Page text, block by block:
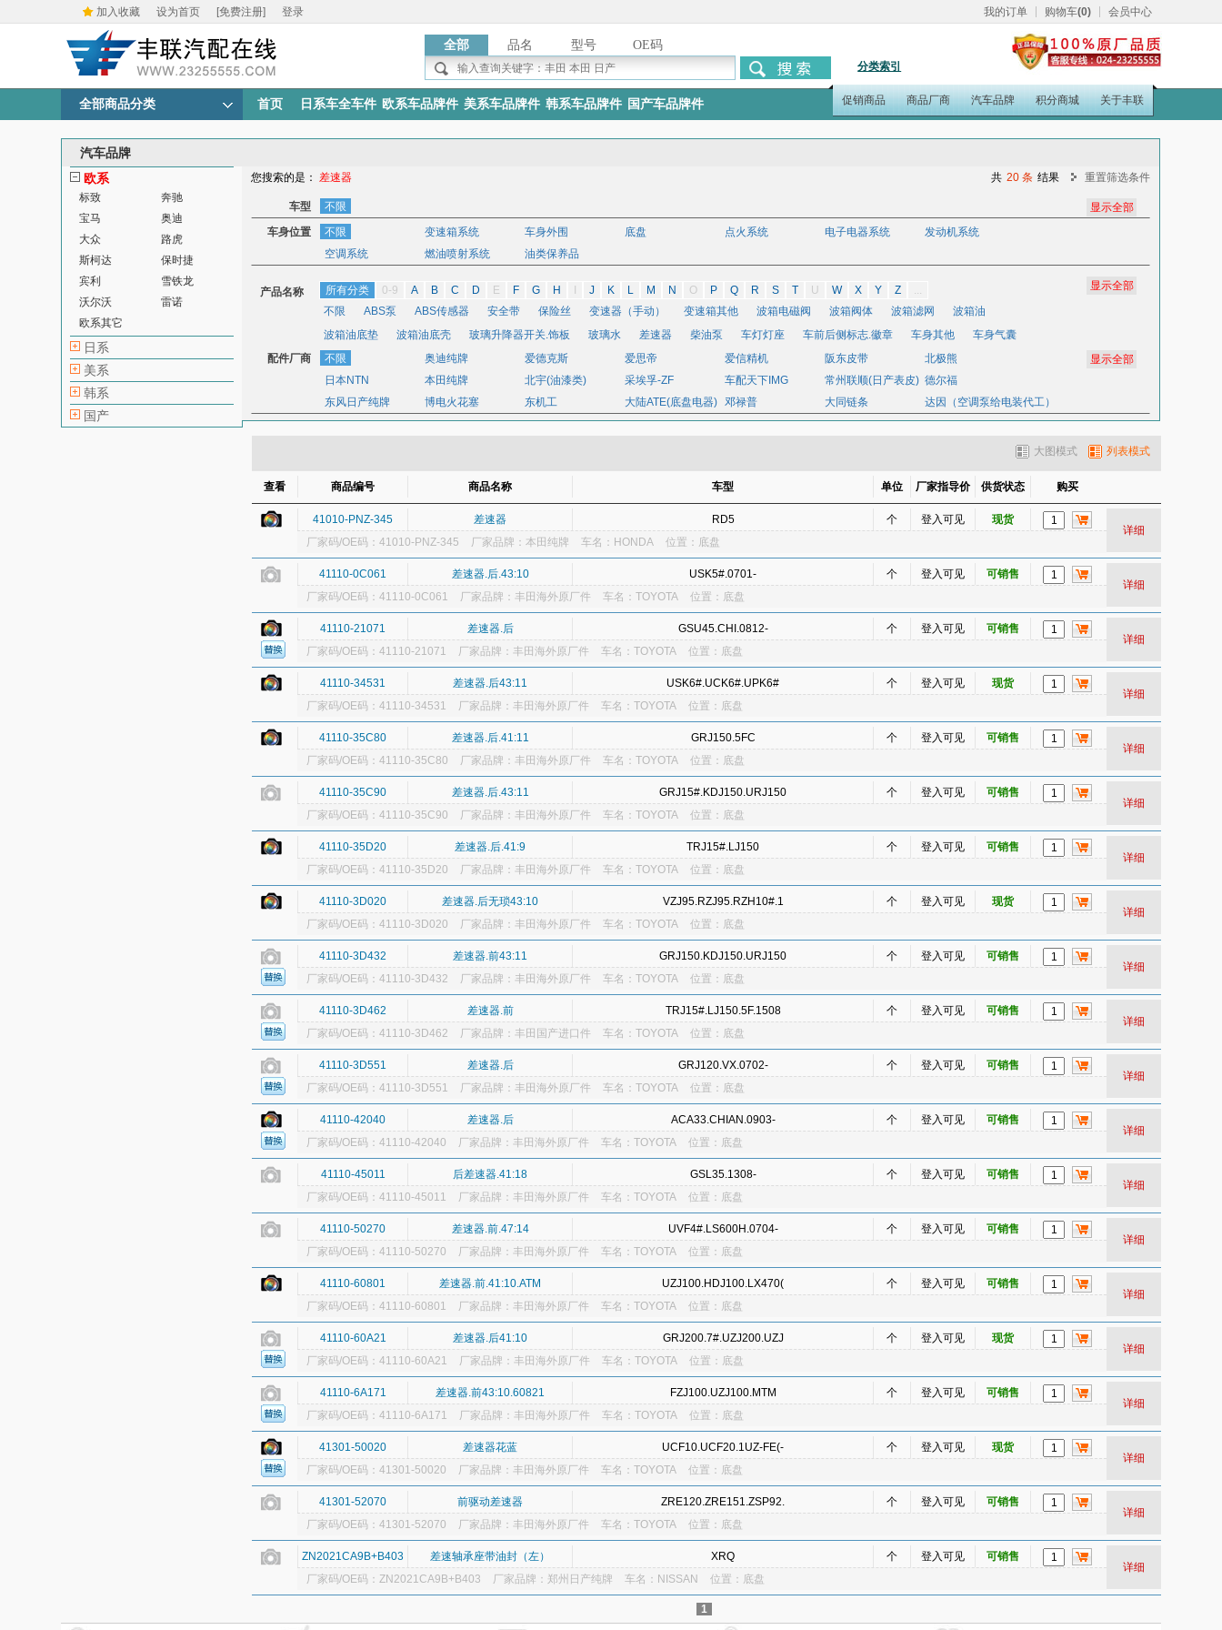
加入收藏 设为首页 [免费注册] 登录 我的订单 购物车(0) 会员中心
分类索引
全部 品名 型号 OE码
促销商品 商品厂商 汽车品牌 积分商城 关于丰联
全部商品分类 首页 日系车全车件 欧系车品牌件 美系车品牌件 韩系车品牌件 国产车品牌件
汽车品牌
欧系
标致
奔驰
宝马
奥迪
大众
路虎
斯柯达
保时捷
宾利
雪铁龙
沃尔沃
雷诺
欧系其它
日系
美系
韩系
国产
您搜索的是： 共 20 条 结果 重置筛选条件
差速器
车型
不限
车身位置
不限 变速箱系统 车身外围 底盘 点火系统 电子电器系统
发动机系统
空调系统
燃油喷射系统 油类保养品
产品名称 所有分类 0-9 A B C D E F G H J K L M N O P Q R S T U W X Y Z
...
不限
ABS泵 ABS传感器 安全带 保险丝 变速器（手动） 变速箱其他 波箱电磁阀 波箱阀体 波箱滤网
波箱油
波箱油底垫
波箱油底壳 玻璃升降器开关.饰板 玻璃水 差速器 柴油泵 车灯灯座 车前后侧标志.徽章 车身其他
车身气囊
车速传感器
车用标准五金件 传递轴十字轴 传动轴 怠速马达 倒车镜
底盘其他
点火开关
点火其他 点火线圈 电子其他 动力转向电脑板 发电机 发动机 发动机大修包 发动机电脑
发动机脚胶
发动机其他
发动机油壳 方向管柱 方向机 方向机内球头 方向机外球头 方向机助力泵 方向助力油 防冻液
防腐剂
换挡杆总成
换挡拉线 活塞 活塞环 火花塞 机油 机油泵 机油传感器（机油塞） 机油滤清器（机油格）
机油散热器
减震器
节气门 节气门传感器 空调电子扇
空调离合器（泵头）
空调滤芯（空调格）
空调膨胀阀 空调皮带 空调皮带涨紧轮 空调其他
拉手
喇叭 冷暖风机总成 离合器分泵 离合器总泵
连杆瓦
轮毂（钢圈） 门灯开关 暖风机 排气门 排气支管 牌照灯 喷油嘴
前杠支架
前护杠 前机盖 前减振器 前轮轴承 前轮轴头 前门玻璃 前门玻璃外压条 前门壳 前牌照架
前桥
前刹车分泵
前刹车片 前上悬臂 前下悬臂 前叶子板 前叶子板内衬 前叶子板支架 前中网 前转向节 曲轴
曲轴齿
曲轴瓦
曲轴止推片 燃油表传感器 燃油其他 燃油添加剂 日行灯
刹车盘
刹车油
刹车总泵 升降器开关 输出轴 输入轴 水温传感器（水温塞） 水箱
雾灯框
蓄电池 悬挂底盘升降油 氧传感器 引擎修复剂 油品其他 预热塞
蒸发器芯
智能钥匙
中缸 转向灯 装饰条 自动波偶合器 自动波箱
显示全部
配件厂商 不限 奥迪纯牌 爱德克斯 爱思帝 爱信精机 阪东皮带
北极熊
日本NTN
本田纯牌 北宇(油漆类) 采埃孚-ZF 车配天下IMG 常州联顺(日产表皮) 德尔福
东风日产纯牌
博电火花塞 东机工 大陆ATE(底盘电器) 邓禄普 大同链条 达因（空调泵给电装代工）
列表模式
大图模式
查看 商品编号 商品名称 车型 单位 厂家指导价 供货状态 购买
41010-PNZ-345 差速器 RD5 个 登入可见
现货
详细
厂家码/OE码：41010-PNZ-345
厂家品牌：本田纯牌 车名：HONDA 位置：底盘
41110-0C061 差速器.后.43:10 USK5#.0701- 个 登入可见
可销售
详细
厂家码/OE码：41110-0C061
厂家品牌：丰田海外原厂件 车名：TOYOTA 位置：底盘
41110-21071 差速器.后 GSU45.CHI.0812- 个 登入可见
可销售
详细
厂家码/OE码：41110-21071
厂家品牌：丰田海外原厂件 车名：TOYOTA 位置：底盘
41110-34531 差速器.后43:11 USK6#.UCK6#.UPK6# 个 登入可见
现货
详细
厂家码/OE码：41110-34531
厂家品牌：丰田海外原厂件 车名：TOYOTA 位置：底盘
41110-35C80 差速器.后.41:11 GRJ150.5FC 个 登入可见
可销售
详细
厂家码/OE码：41110-35C80
厂家品牌：丰田海外原厂件 车名：TOYOTA 位置：底盘
41110-35C90 差速器.后.43:11 GRJ15#.KDJ150.URJ150 个 登入可见
可销售
详细
厂家码/OE码：41110-35C90
厂家品牌：丰田海外原厂件 车名：TOYOTA 位置：底盘
41110-35D20 差速器.后.41:9 TRJ15#.LJ150 个 登入可见
可销售
详细
厂家码/OE码：41110-35D20
厂家品牌：丰田海外原厂件 车名：TOYOTA 位置：底盘
41110-3D020 差速器.后无琐43:10 VZJ95.RZJ95.RZH10#.1 个 登入可见
现货
详细
厂家码/OE码：41110-3D020
厂家品牌：丰田海外原厂件 车名：TOYOTA 位置：底盘
41110-3D432 差速器.前43:11 GRJ150.KDJ150.URJ150 个 登入可见
可销售
详细
厂家码/OE码：41110-3D432
厂家品牌：丰田海外原厂件 车名：TOYOTA 位置：底盘
41110-3D462 差速器.前 TRJ15#.LJ150.5F.1508 个 登入可见
可销售
详细
厂家码/OE码：41110-3D462
厂家品牌：丰田国产进口件 车名：TOYOTA 位置：底盘
41110-3D551 差速器.后 GRJ120.VX.0702- 个 登入可见
可销售
详细
厂家码/OE码：41110-3D551
厂家品牌：丰田海外原厂件 车名：TOYOTA 位置：底盘
41110-42040 差速器.后 ACA33.CHIAN.0903- 个 登入可见
可销售
详细
厂家码/OE码：41110-42040
厂家品牌：丰田海外原厂件 车名：TOYOTA 位置：底盘
41110-45011 后差速器.41:18 GSL35.1308- 个 登入可见
可销售
详细
厂家码/OE码：41110-45011
厂家品牌：丰田海外原厂件 车名：TOYOTA 位置：底盘
41110-50270 差速器.前.47:14 UVF4#.LS600H.0704- 个 登入可见
可销售
详细
厂家码/OE码：41110-50270
厂家品牌：丰田海外原厂件 车名：TOYOTA 位置：底盘
41110-60801 差速器.前.41:10.ATM UZJ100.HDJ100.LX470( 个 登入可见
可销售
详细
厂家码/OE码：41110-60801
厂家品牌：丰田海外原厂件 车名：TOYOTA 位置：底盘
41110-60A21 差速器.后41:10 GRJ200.7#.UZJ200.UZJ 个 登入可见
现货
详细
厂家码/OE码：41110-60A21
厂家品牌：丰田海外原厂件 车名：TOYOTA 位置：底盘
41110-6A171 差速器.前43:10.60821 FZJ100.UZJ100.MTM 个 登入可见
可销售
详细
厂家码/OE码：41110-6A171
厂家品牌：丰田海外原厂件 车名：TOYOTA 位置：底盘
41301-50020 差速器花蓝 UCF10.UCF20.1UZ-FE(- 个 登入可见
现货
详细
厂家码/OE码：41301-50020
厂家品牌：丰田海外原厂件 车名：TOYOTA 位置：底盘
41301-52070 前驱动差速器 ZRE120.ZRE151.ZSP92. 个 登入可见
可销售
详细
厂家码/OE码：41301-52070
厂家品牌：丰田海外原厂件 车名：TOYOTA 位置：底盘
ZN2021CA9B+B403 差速轴承座带油封（左） XRQ 个 登入可见
可销售
详细
厂家码/OE码：ZN2021CA9B+B403
厂家品牌：郑州日产纯牌 车名：NISSAN 位置：底盘
1